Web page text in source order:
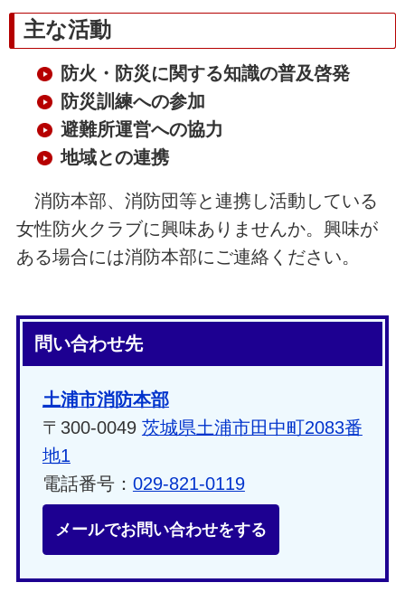
主な活動
防火・防災に関する知識の普及啓発
防災訓練への参加
避難所運営への協力
地域との連携
消防本部、消防団等と連携し活動している
女性防火クラブに興味ありませんか。興味が
ある場合には消防本部にご連絡ください。
問い合わせ先
土浦市消防本部
〒300-0049 茨城県土浦市田中町2083番
地1
電話番号： 029-821-0119
メールでお問い合わせをする